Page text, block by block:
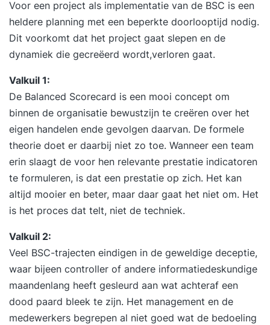
Voor een project als implementatie van de BSC is een
heldere planning met een beperkte doorlooptijd nodig.
Dit voorkomt dat het project gaat slepen en de
dynamiek die gecreëerd wordt,verloren gaat.
Valkuil 1:
De Balanced Scorecard is een mooi concept om
binnen de organisatie bewustzijn te creëren over het
eigen handelen ende gevolgen daarvan. De formele
theorie doet er daarbij niet zo toe. Wanneer een team
erin slaagt de voor hen relevante prestatie indicatoren
te formuleren, is dat een prestatie op zich. Het kan
altijd mooier en beter, maar daar gaat het niet om. Het
is het proces dat telt, niet de techniek.
Valkuil 2:
Veel BSC-trajecten eindigen in de geweldige deceptie,
waar bijeen controller of andere informatiedeskundige
maandenlang heeft gesleurd aan wat achteraf een
dood paard bleek te zijn. Het management en de
medewerkers begrepen al niet goed wat de bedoeling